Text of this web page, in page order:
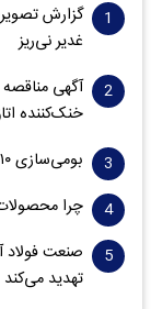
گزارش
غدیر نی‌ریز
خنک‌کننده
بومی‌سازی ۱۰ گرید پیشرفته در فولاد مبارکه
چرا
صنعت
تهدید می‌کند